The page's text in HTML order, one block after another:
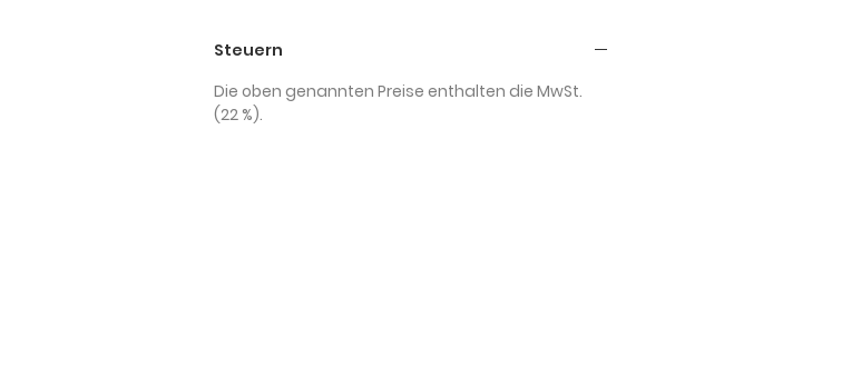
Steuern
Die oben genannten Preise enthalten die MwSt.
(22 %).